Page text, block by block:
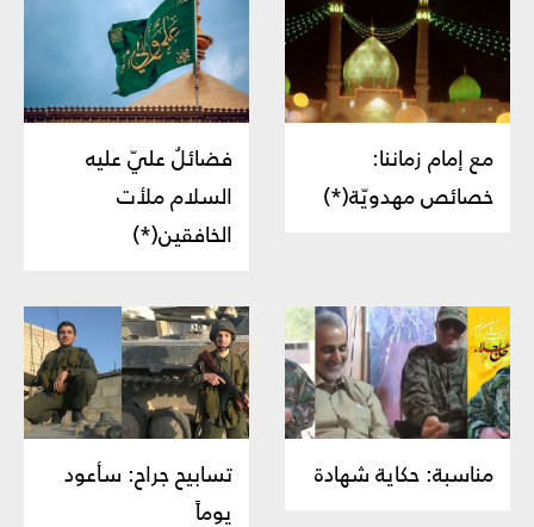
مع إمام زماننا:
خصائص مهدويّة(*)
فضائلُ عليّ عليه
السلام ملأت
الخافقين(*)
مناسبة: حكاية شهادة
تسابيح جراح: سأعود
يوماً